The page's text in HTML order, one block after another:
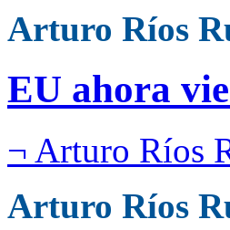
Arturo Ríos
EU ahora
¬ Arturo Ríos
Arturo Ríos